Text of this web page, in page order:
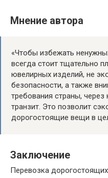
Мнение автора
«Чтобы избежать
всегда стоит тщательно
ювелирных изделий, не
безопасности, а также
требования страны,
транзит. Это позволит
дорогостоящие вещи в
Заключение
Перевозка